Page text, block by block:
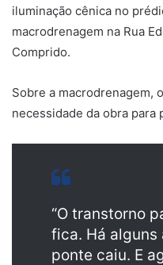
iluminação cênica no
macrodrenagem na Rua
Comprido.
Sobre a macrodrenagem,
necessidade da obra para
“O transtorno
fica. Há alguns
ponte caiu. E